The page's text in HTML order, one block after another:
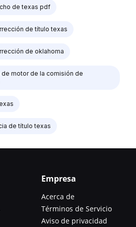
de texas pdf
de título texas
de oklahoma
motor de la comisión de
de título texas
Empresa
Acerca de
Términos de Servicio
Aviso de privacidad